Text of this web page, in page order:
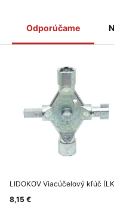
Odporúčame
LIDOKOV Viacúčelový kľúč
8,15 €